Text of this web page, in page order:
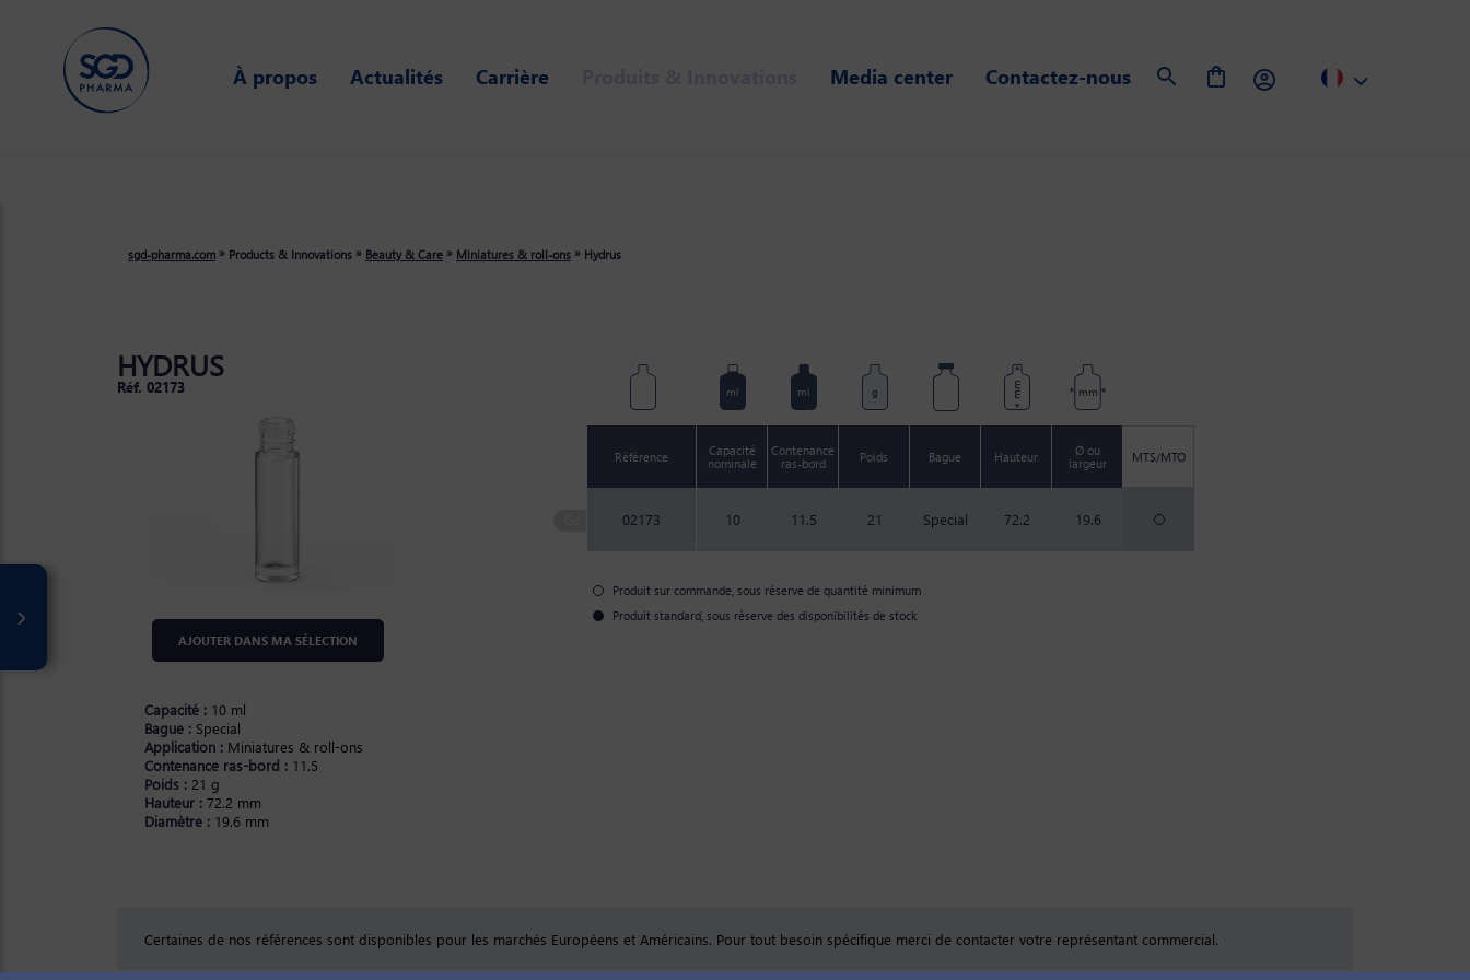
À propos Actualités Carrière Media center Contactez-nous
sgd-pharma.com » Products & Innovations » Beauty & Care » Miniatures & roll-ons » Hydrus
HYDRUS
Réf. 02173
AJOUTER DANS MA SÉLECTION
Capacité : 10 ml
Bague : Special
Application : Miniatures & roll-ons
Contenance ras-bord : 11.5
Poids : 21 g
Hauteur : 72.2 mm
Diamètre : 19.6 mm
ml ml g mm mm
Référence
Capacité
nominale
Contenance
ras-bord
Poids Bague Hauteur
Ø ou
largeur
MTS/MTO
02173 10 11.5 21 Special 72.2 19.6
Produit sur commande, sous réserve de quantité minimum
Produit standard, sous réserve des disponibilités de stock
Certaines de nos références sont disponibles pour les marchés Européens et Américains. Pour tout besoin spécifique merci de contacter votre représentant commercial.